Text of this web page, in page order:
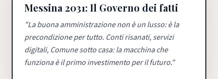
Messina 2031: Il Governo dei fatti
"La buona amministrazione non è un lusso: è la
precondizione per tutto. Conti risanati, servizi
digitali, Comune sotto casa: la macchina che
funziona è il primo investimento per il futuro."